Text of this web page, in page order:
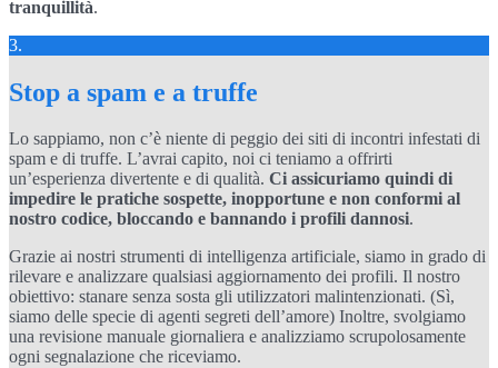
tranquillità.
3.
Stop a spam e a truffe
Lo sappiamo, non c’è niente di peggio dei siti di incontri infestati di
spam e di truffe. L’avrai capito, noi ci teniamo a offrirti
un’esperienza divertente e di qualità. Ci assicuriamo quindi di
impedire le pratiche sospette, inopportune e non conformi al
nostro codice, bloccando e bannando i profili dannosi.
Grazie ai nostri strumenti di intelligenza artificiale, siamo in grado di
rilevare e analizzare qualsiasi aggiornamento dei profili. Il nostro
obiettivo: stanare senza sosta gli utilizzatori malintenzionati. (Sì,
siamo delle specie di agenti segreti dell’amore) Inoltre, svolgiamo
una revisione manuale giornaliera e analizziamo scrupolosamente
ogni segnalazione che riceviamo.